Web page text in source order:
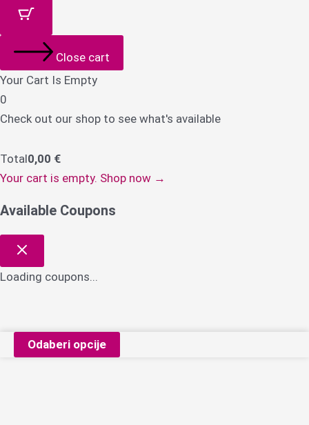
Close cart
Your Cart Is Empty
0
Check out our shop to see what's available
Total0,00 €
Your cart is empty. Shop now →
Available Coupons
Loading coupons...
Odaberi opcije